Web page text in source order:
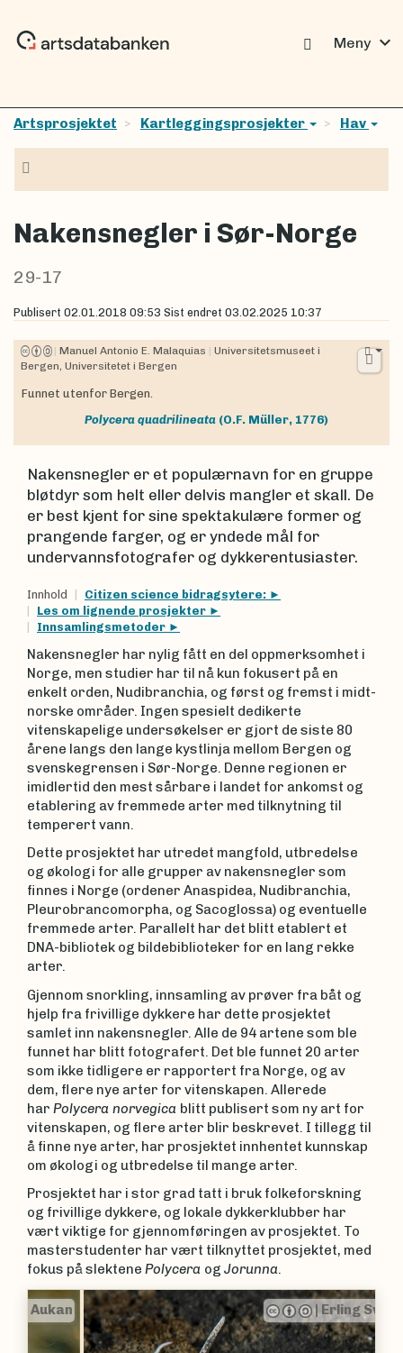
Meny expand_more
Artsprosjektet Kartleggingsprosjekter Hav
Nakensnegler i Sør-Norge
29-17
Publisert 02.01.2018 09:53 Sist endret 03.02.2025 10:37
| Manuel Antonio E. Malaquias |
Bergen, Universitetet i Bergen
Funnet utenfor Bergen.
Polycera quadrilineata (O.F. Müller, 1776)
Nakensnegler er et populærnavn for en gruppe
bløtdyr som helt eller delvis mangler et skall. De
er best kjent for sine spektakulære former og
prangende farger, og er yndede mål for
undervannsfotografer og dykkerentusiaster.
Innhold
Citizen science bidragsytere:
Les om lignende prosjekter
Innsamlingsmetoder
Nakensnegler har nylig fått en del oppmerksomhet i
Norge, men studier har til nå kun fokusert på en
enkelt orden, Nudibranchia, og først og fremst i midt-
norske områder. Ingen spesielt dedikerte
vitenskapelige undersøkelser er gjort de siste 80
årene langs den lange kystlinja mellom Bergen og
svenskegrensen i Sør-Norge. Denne regionen er
imidlertid den mest sårbare i landet for ankomst og
etablering av fremmede arter med tilknytning til
temperert vann.
Dette prosjektet har utredet mangfold, utbredelse
og økologi for alle grupper av nakensnegler som
finnes i Norge (ordener Anaspidea, Nudibranchia,
Pleurobrancomorpha, og Sacoglossa) og eventuelle
fremmede arter. Parallelt har det blitt etablert et
DNA-bibliotek og bildebiblioteker for en lang rekke
arter.
Gjennom snorkling, innsamling av prøver fra båt og
hjelp fra frivillige dykkere har dette prosjektet
samlet inn nakensnegler. Alle de 94 artene som ble
funnet har blitt fotografert. Det ble funnet 20 arter
som ikke tidligere er rapportert fra Norge, og av
dem, flere nye arter for vitenskapen. Allerede
har Polycera norvegica blitt publisert som ny art for
vitenskapen, og flere arter blir beskrevet. I tillegg til
å finne nye arter, har prosjektet innhentet kunnskap
om økologi og utbredelse til mange arter.
Prosjektet har i stor grad tatt i bruk folkeforskning
og frivillige dykkere, og lokale dykkerklubber har
vært viktige for gjennomføringen av prosjektet. To
masterstudenter har vært tilknyttet prosjektet, med
fokus på slektene Polycera og Jorunna.
Erling Svensen